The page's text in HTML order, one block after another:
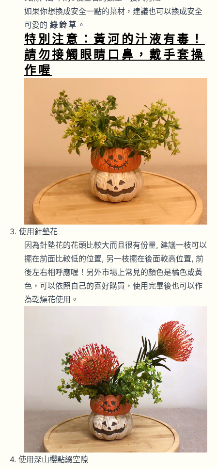
如果你想換成安全一點的葉材，建議也可以換成安全
可愛的 綠鈴草 。
特別注意：黃河的汁液有毒！
請勿接觸眼睛口鼻，戴手套操
作喔
使用針墊花
因為針墊花的花頭比較大而且很有份量, 建議一枝可以
擺在前面比較低的位置, 另一枝擺在後面較高位置, 前
後左右相呼應喔！另外市場上常見的顏色是橘色或黃
色，可以依照自己的喜好購買，使用完畢後也可以作
為乾燥花使用。
使用深山櫻點綴空隙